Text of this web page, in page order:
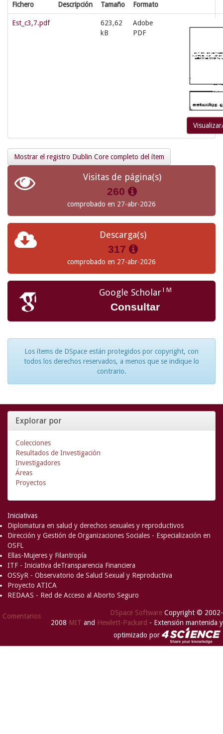
Fichero Descripción Tamaño Formato
Est_c3,7.pdf
623,62
kB
Adobe
PDF
Mostrar el registro Dublin Core completo del ítem
Visitas de página(s)
260
comprobado en 27-abr-2026
Descarga(s)
317
comprobado en 27-abr-2026
Google ScholarTM
Consultar
Los ítems de DSpace están protegidos por copyright, con
todos los derechos reservados, a menos que se indique lo
contrario.
Explorar por
Colecciones
Resultados de Investigación
Investigadores
Áreas
Proyectos
Iniciativas
Diplomatura en salud y derechos sexuales y reproductivos
Dirección y Gestión de Organizaciones Sociales - Especialización en
OSFL
Ellas-Mujeres y Filantropía
ITF - Iniciativa deTransparencia Financiera
OSSyR - Observatorio de Salud Sexual y Reproductiva
Proyecto ATICA
REDAAS - Red de Acceso al Aborto Seguro
Comentarios DSpace Software Copyright © 2002-
2008 MIT and Hewlett-Packard - Extensión mantenida y
optimizado por